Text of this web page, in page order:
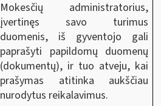
Mokesčių administratorius,
įvertinęs savo turimus
duomenis, iš gyventojo gali
paprašyti papildomų duomenų
(dokumentų), ir tuo atveju, kai
prašymas atitinka aukščiau
nurodytus reikalavimus.